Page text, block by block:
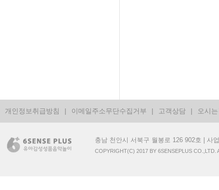
개인정보취급방침 | 이메일주소무단수집거부 | 고객상담 | 오시
충남 천안시 서북구 월봉로 126 902호 | 사
COPYRIGHT(C) 2017 BY 6SENSEPLUS CO.,LTD.